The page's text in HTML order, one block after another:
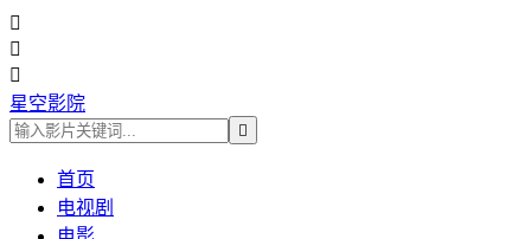



星空影院

首页
电视剧